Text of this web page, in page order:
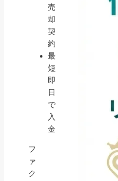
売
却
契
約
最
短
即
日
で
入
金
フ
ァ
ク